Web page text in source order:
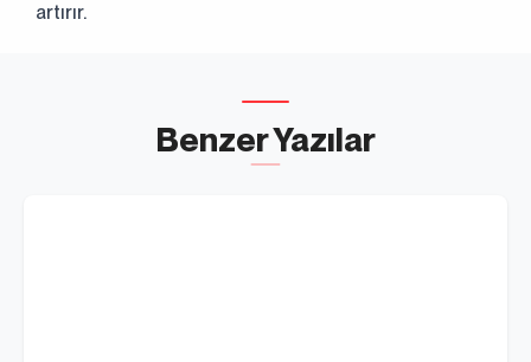
artırır.
Benzer Yazılar